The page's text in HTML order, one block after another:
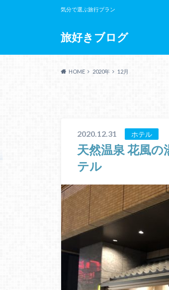
旅好きブログ
気分で選ぶ旅行プラン
HOME 2020年 12月
2020.12.31 ホテル
天然温泉 花風
テル